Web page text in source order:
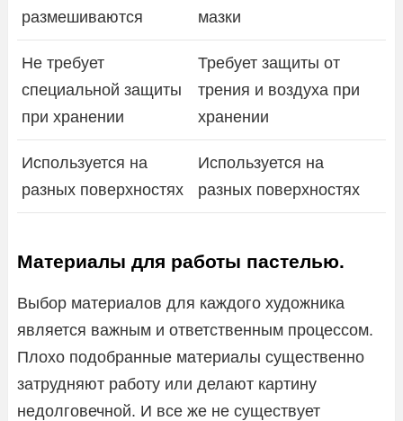
размешиваются
мазки
Не требует
специальной защиты
при хранении
Требует защиты от
трения и воздуха при
хранении
Используется на
разных поверхностях
Используется на
разных поверхностях
Материалы для работы пастелью.
Выбор материалов для каждого художника
является важным и ответственным процессом.
Плохо подобранные материалы существенно
затрудняют работу или делают картину
недолговечной. И все же не существует